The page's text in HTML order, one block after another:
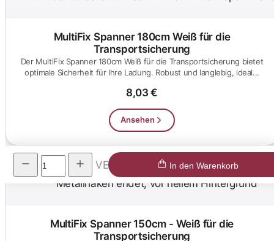
MultiFix Spanner 180cm Weiß für die
Transportsicherung
Der MultiFix Spanner 180cm Weiß für die Transportsicherung bietet
optimale Sicherheit für Ihre Ladung. Robust und langlebig, ideal...
8,03 €
Ansehen
MultiFix Spanner 150cm - Weiß für die
Transportsicherung
VE In den Warenkorb